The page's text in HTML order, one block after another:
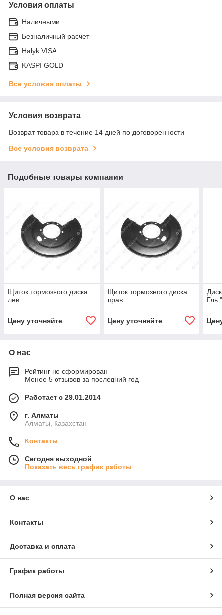
Условия оплаты
Наличными
Безналичный расчет
Halyk VISA
KASPI GOLD
Все условия оплаты
Условия возврата
Возврат товара в течение 14 дней по договоренности
Все условия возврата
Подобные товары компании
Щиток тормозного диска
лев.
Цену уточняйте
Щиток тормозного диска
прав.
Цену уточняйте
Гль
О нас
Рейтинг не сформирован
Менее 5 отзывов за последний год
Работает с 29.01.2014
г. Алматы
Алматы, Казахстан
Контакты
Сегодня выходной
Показать весь график работы
О нас
Контакты
Доставка и оплата
График работы
Полная версия сайта